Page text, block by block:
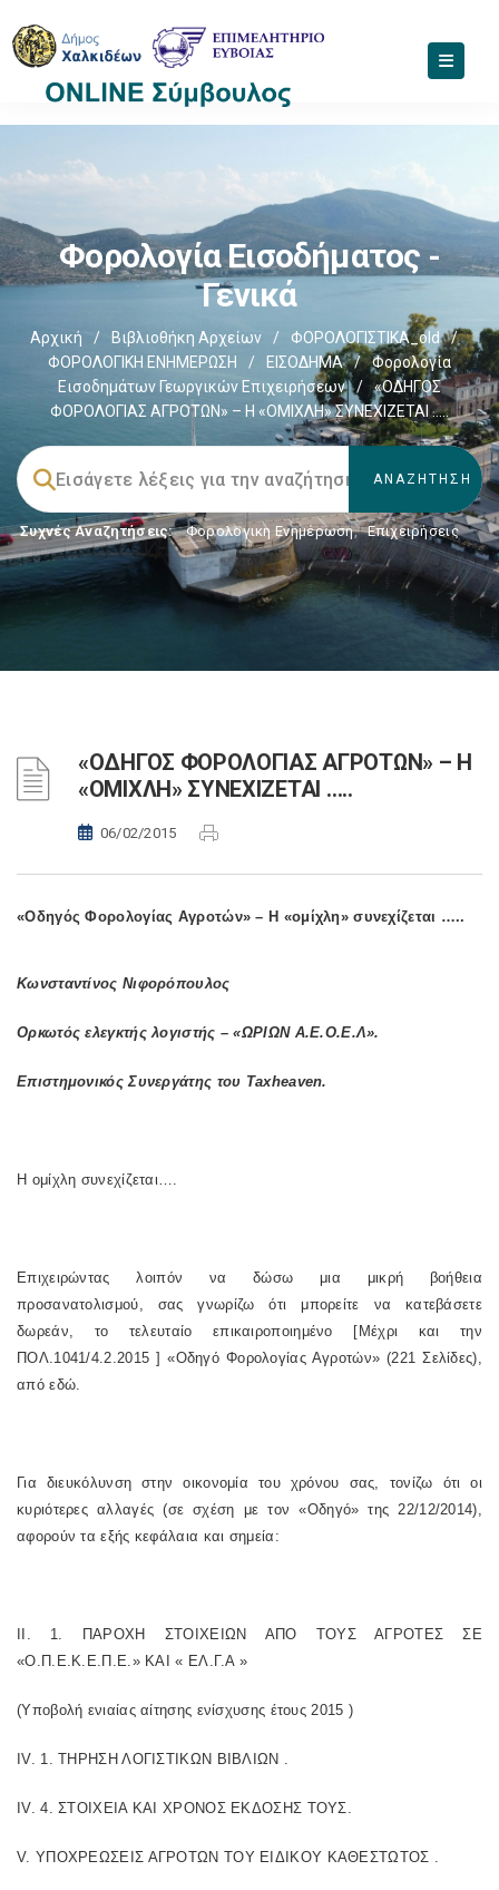
Φορολογία Εισοδήματος -
Γενικά
Αρχική / Βιβλιοθήκη Αρχείων / ΦΟΡΟΛΟΓΙΣΤΙΚΑ_old
/
ΦΟΡΟΛΟΓΙΚΗ ΕΝΗΜΕΡΩΣΗ
/ ΕΙΣΟΔΗΜΑ /
Φορολογία
Εισοδημάτων Γεωργικών Επιχειρήσεων
/
«ΟΔΗΓΟΣ
ΦΟΡΟΛΟΓΙΑΣ ΑΓΡΟΤΩΝ» – Η «ΟΜΙΧΛΗ» ΣΥΝΕΧΙΖΕΤΑΙ …..
Συχνές Αναζητήσεις: Φορολογικη Ενημέρωση, Επιχειρήσεις
«ΟΔΗΓΟΣ ΦΟΡΟΛΟΓΙΑΣ ΑΓΡΟΤΩΝ» – Η
«ΟΜΙΧΛΗ» ΣΥΝΕΧΙΖΕΤΑΙ …..
06/02/2015
«Οδηγός Φορολογίας Αγροτών» – Η «ομίχλη» συνεχίζεται …..
Κωνσταντίνος Νιφορόπουλος
Ορκωτός ελεγκτής λογιστής – «ΩΡΙΩΝ Α.Ε.Ο.Ε.Λ».
Επιστημονικός Συνεργάτης του Taxheaven.
Η ομίχλη συνεχίζεται….
Επιχειρώντας λοιπόν να δώσω μια μικρή βοήθεια
προσανατολισμού, σας γνωρίζω ότι μπορείτε να κατεβάσετε
δωρεάν, το τελευταίο επικαιροποιημένο [Μέχρι και την
ΠΟΛ.1041/4.2.2015 ] «Οδηγό Φορολογίας Αγροτών» (221 Σελίδες),
από εδώ.
Για διευκόλυνση στην οικονομία του χρόνου σας, τονίζω ότι οι
κυριότερες αλλαγές (σε σχέση με τον «Οδηγό» της 22/12/2014),
αφορούν τα εξής κεφάλαια και σημεία:
II. 1. ΠΑΡΟΧΗ ΣΤΟΙΧΕΙΩΝ ΑΠΟ ΤΟΥΣ ΑΓΡΟΤΕΣ ΣΕ
«O.Π.Ε.Κ.Ε.Π.Ε.» ΚΑΙ « ΕΛ.Γ.Α »
(Υποβολή ενιαίας αίτησης ενίσχυσης έτους 2015 )
IV. 1. ΤΗΡΗΣΗ ΛΟΓΙΣΤΙΚΩΝ ΒΙΒΛΙΩΝ .
IV. 4. ΣΤΟΙΧΕΙΑ ΚΑΙ ΧΡΟΝΟΣ ΕΚΔΟΣΗΣ ΤΟΥΣ.
V. ΥΠΟΧΡΕΩΣΕΙΣ ΑΓΡΟΤΩΝ ΤΟΥ ΕΙΔΙΚΟΥ ΚΑΘΕΣΤΩΤΟΣ .